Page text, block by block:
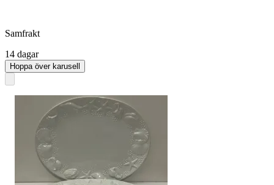
Samfrakt
14 dagar
Hoppa över karusell